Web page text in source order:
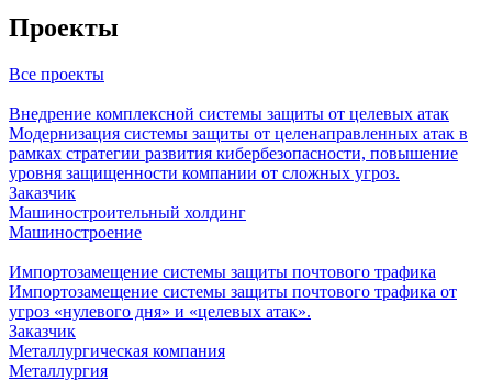
Проекты
Все проекты
Внедрение комплексной системы защиты от целевых атак
Модернизация системы защиты от целенаправленных атак в
рамках стратегии развития кибербезопасности, повышение
уровня защищенности компании от сложных угроз.
Заказчик
Машиностроительный холдинг
Машиностроение
Импортозамещение системы защиты почтового трафика
Импортозамещение системы защиты почтового трафика от
угроз «нулевого дня» и «целевых атак».
Заказчик
Металлургическая компания
Металлургия